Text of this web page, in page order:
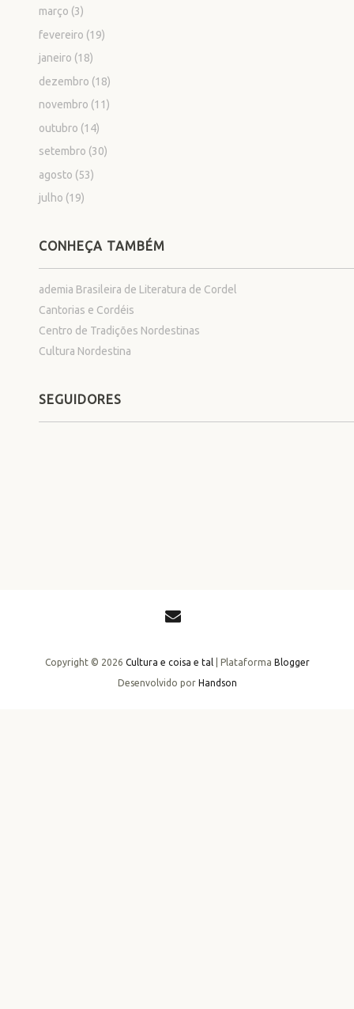
março (3)
fevereiro (19)
janeiro (18)
dezembro (18)
novembro (11)
outubro (14)
setembro (30)
agosto (53)
julho (19)
CONHEÇA TAMBÉM
ademia Brasileira de Literatura de Cordel
Cantorias e Cordéis
Centro de Tradições Nordestinas
Cultura Nordestina
SEGUIDORES
Copyright © 2026 Cultura e coisa e tal| Plataforma Blogger
Desenvolvido por Handson